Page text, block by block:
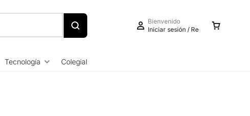
Bienvenido
Iniciar sesión / Registrarse
Tecnología Colegial